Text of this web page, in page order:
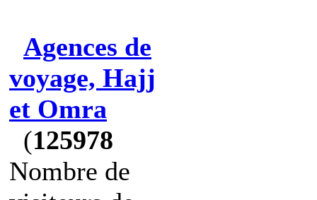
Agences de
voyage, Hajj
et Omra
(125978
Nombre de